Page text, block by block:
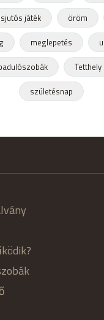
játék öröm
meglepetés
Tetthely
születésnap